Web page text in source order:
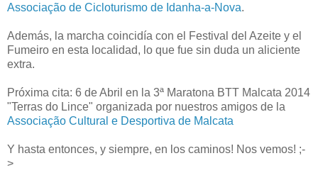
Associação de Cicloturismo de Idanha-a-Nova.
Además, la marcha coincidía con el Festival del Azeite y el
Fumeiro en esta localidad, lo que fue sin duda un aliciente
extra.
Próxima cita: 6 de Abril en la 3ª Maratona BTT Malcata 2014
"Terras do Lince" organizada por nuestros amigos de la
Associação Cultural e Desportiva de Malcata
Y hasta entonces, y siempre, en los caminos! Nos vemos! ;-
>